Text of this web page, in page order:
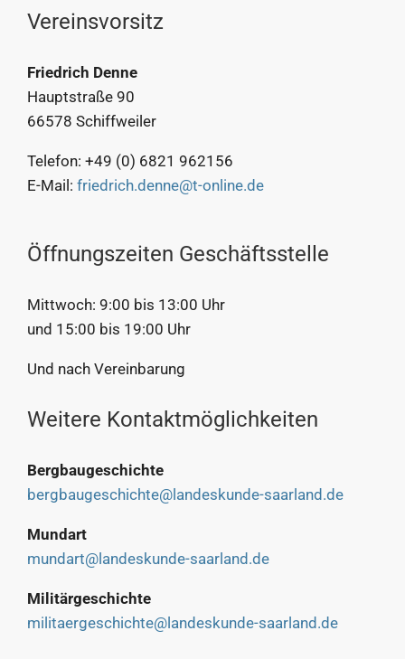
Vereinsvorsitz
Friedrich Denne
Hauptstraße 90
66578 Schiffweiler
Telefon: +49 (0) 6821 962156
E-Mail: friedrich.denne@t-online.de
Öffnungszeiten Geschäftsstelle
Mittwoch: 9:00 bis 13:00 Uhr
und 15:00 bis 19:00 Uhr
Und nach Vereinbarung
Weitere Kontaktmöglichkeiten
Bergbaugeschichte
bergbaugeschichte@landeskunde-saarland.de
Mundart
mundart@landeskunde-saarland.de
Militärgeschichte
militaergeschichte@landeskunde-saarland.de